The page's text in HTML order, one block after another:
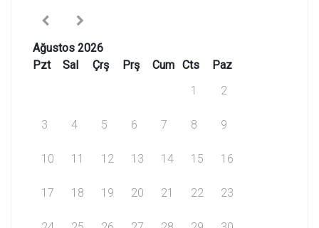
Ağustos 2026
Pzt
Sal Çrş Prş Cum Cts
Paz
1
2
3 4 5 6 7 8 9
10 11 12 13 14 15 16
17 18 19 20 21 22 23